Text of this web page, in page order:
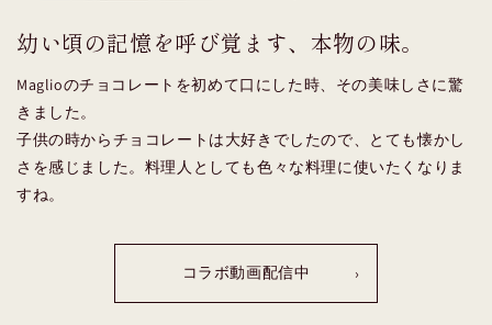
幼い頃の記憶を呼び覚ます、本物の味。
Maglioのチョコレートを初めて口にした時、その美味しさに驚
きました。
子供の時からチョコレートは大好きでしたので、とても懐かし
さを感じました。料理人としても色々な料理に使いたくなりま
すね。
コラボ動画配信中 ›